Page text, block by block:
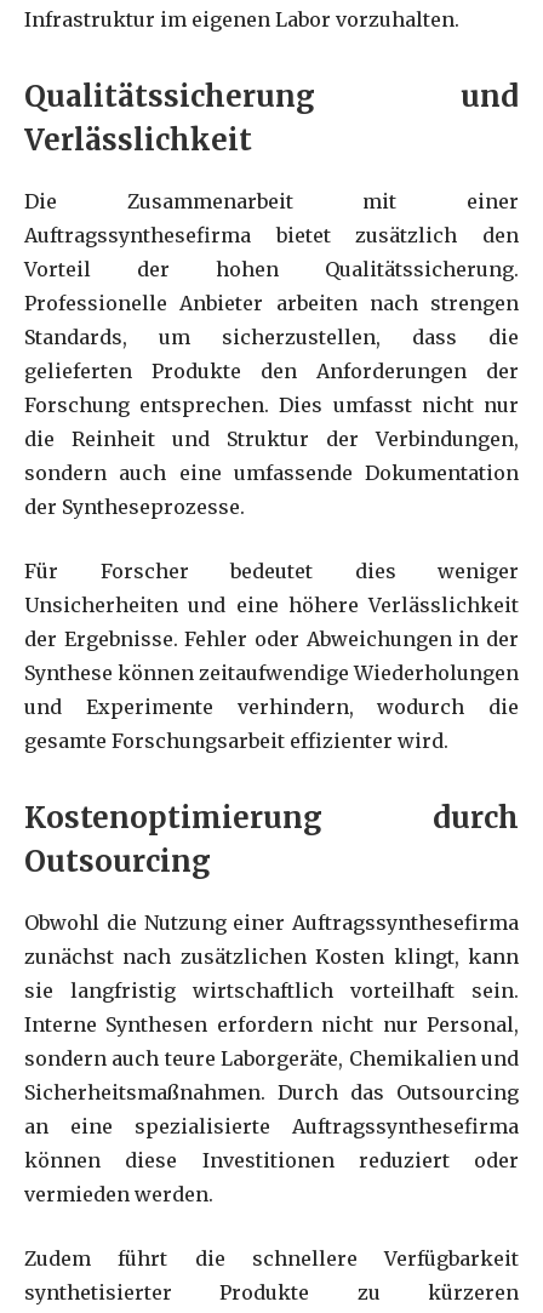
Infrastruktur im eigenen Labor vorzuhalten.
Qualitätssicherung und
Verlässlichkeit
Die Zusammenarbeit mit einer
Auftragssynthesefirma bietet zusätzlich den
Vorteil der hohen Qualitätssicherung.
Professionelle Anbieter arbeiten nach strengen
Standards, um sicherzustellen, dass die
gelieferten Produkte den Anforderungen der
Forschung entsprechen. Dies umfasst nicht nur
die Reinheit und Struktur der Verbindungen,
sondern auch eine umfassende Dokumentation
der Syntheseprozesse.
Für Forscher bedeutet dies weniger
Unsicherheiten und eine höhere Verlässlichkeit
der Ergebnisse. Fehler oder Abweichungen in der
Synthese können zeitaufwendige Wiederholungen
und Experimente verhindern, wodurch die
gesamte Forschungsarbeit effizienter wird.
Kostenoptimierung durch
Outsourcing
Obwohl die Nutzung einer Auftragssynthesefirma
zunächst nach zusätzlichen Kosten klingt, kann
sie langfristig wirtschaftlich vorteilhaft sein.
Interne Synthesen erfordern nicht nur Personal,
sondern auch teure Laborgeräte, Chemikalien und
Sicherheitsmaßnahmen. Durch das Outsourcing
an eine spezialisierte Auftragssynthesefirma
können diese Investitionen reduziert oder
vermieden werden.
Zudem führt die schnellere Verfügbarkeit
synthetisierter Produkte zu kürzeren